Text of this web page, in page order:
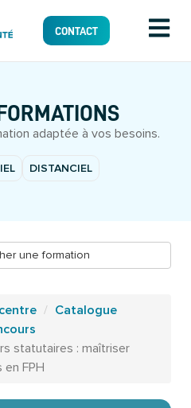
CONTACT
adaptée à vos besoins.
DISTANCIEL
une formation
Catalogue
statutaires : maîtriser
en FPH